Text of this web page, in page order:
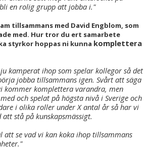
en rolig grupp att jobba i."
tillsammans med David Engblom, som
med. Hur tror du ert samarbete
styrkor hoppas ni kunna komplettera
kamperat ihop som spelar kollegor så det
jobba tillsammans igen. Svårt att säga
kommer komplettera varandra, men
och spelat på högsta nivå i Sverige och
i olika roller under X antal år så har vi
stå på kunskapsmässigt.
se vad vi kan koka ihop tillsammans